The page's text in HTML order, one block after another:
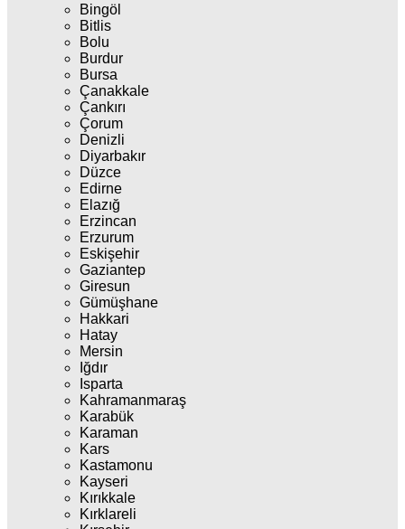
Bingöl
Bitlis
Bolu
Burdur
Bursa
Çanakkale
Çankırı
Çorum
Denizli
Diyarbakır
Düzce
Edirne
Elazığ
Erzincan
Erzurum
Eskişehir
Gaziantep
Giresun
Gümüşhane
Hakkari
Hatay
Mersin
Iğdır
Isparta
Kahramanmaraş
Karabük
Karaman
Kars
Kastamonu
Kayseri
Kırıkkale
Kırklareli